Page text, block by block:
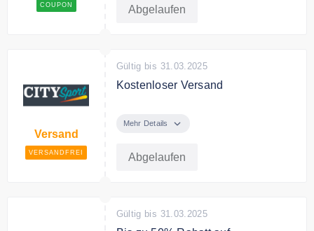
COUPON Abgelaufen
Versand
VERSANDFREI
Gültig bis 31.03.2025
Kostenloser Versand
49€ Bestellwert.
Mehr Details
Abgelaufen
Gültig bis 31.03.2025